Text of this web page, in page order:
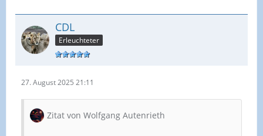
CDL
Erleuchteter
27. August 2025 21:11
Zitat von Wolfgang Autenrieth